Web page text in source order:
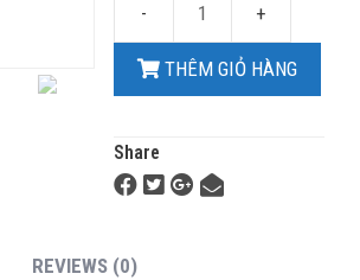
THÊM GIỎ HÀNG
Share
REVIEWS (0)